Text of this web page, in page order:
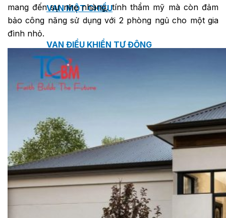
VAN MỘT CHIỀU
VAN ĐIỀU KHIỂN TỰ ĐỘNG
VAN GIẢM ÁP
VAN CÂN BẰNG
VAN AN TOÀN
mang đến sự nhẹ nhàng, tính thẩm mỹ mà còn đảm
bảo công năng sử dụng với 2 phòng ngủ cho một gia
đình nhỏ.